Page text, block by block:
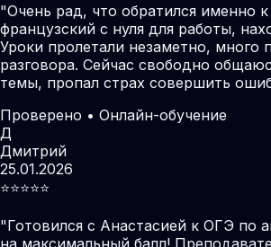
"Очень рад, что обратился именно
французский с нуля для работы,
Уроки пролетали незаметно, много
разговора. Сейчас свободно
темы, пропал страх совершить
Проверено • Онлайн-обучение
Д
Дмитрий
25.01.2026
⭐️⭐️⭐️⭐️⭐️
"Готовился с Анастасией к ОГЭ по
на максимальный балл!